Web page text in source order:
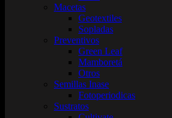
Macetas
Geotextiles
Sopladas
Preventivos
Green Leaf
Mamboretá
Otros
Semillas Inase
Fotoperiodicas
Sustratos